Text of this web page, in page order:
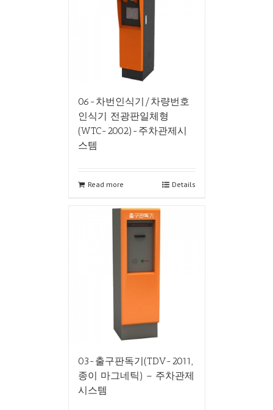
06-차번인식기/차량번호
인식기 전광판일체형
(WTC-2002)-주차관제시
스템
Read more Details
03-출구판독기(TDV-2011,
종이 마그네틱) – 주차관제
시스템